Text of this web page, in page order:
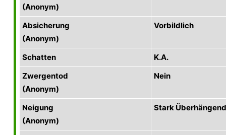
(Anonym)
Absicherung
(Anonym)
Vorbildlich
Schatten
K.A.
Zwergentod
(Anonym)
Nein
Neigung
(Anonym)
Stark Überhängend